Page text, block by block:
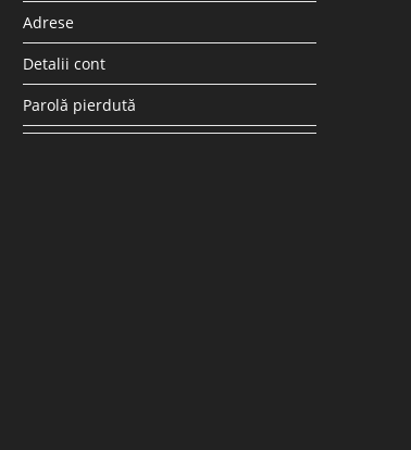
Adrese
Detalii cont
Parolă pierdută